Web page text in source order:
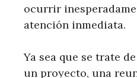
ocurrir
atención inmediata.
Ya sea que se trate
un proyecto, una